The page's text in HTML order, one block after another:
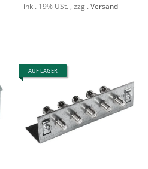
inkl. 19% USt. , zzgl.Versand
AUF LAGER